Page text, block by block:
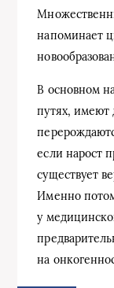
напоминает
В основном
путях, имеют
если нарост
существует
Именно
у
на